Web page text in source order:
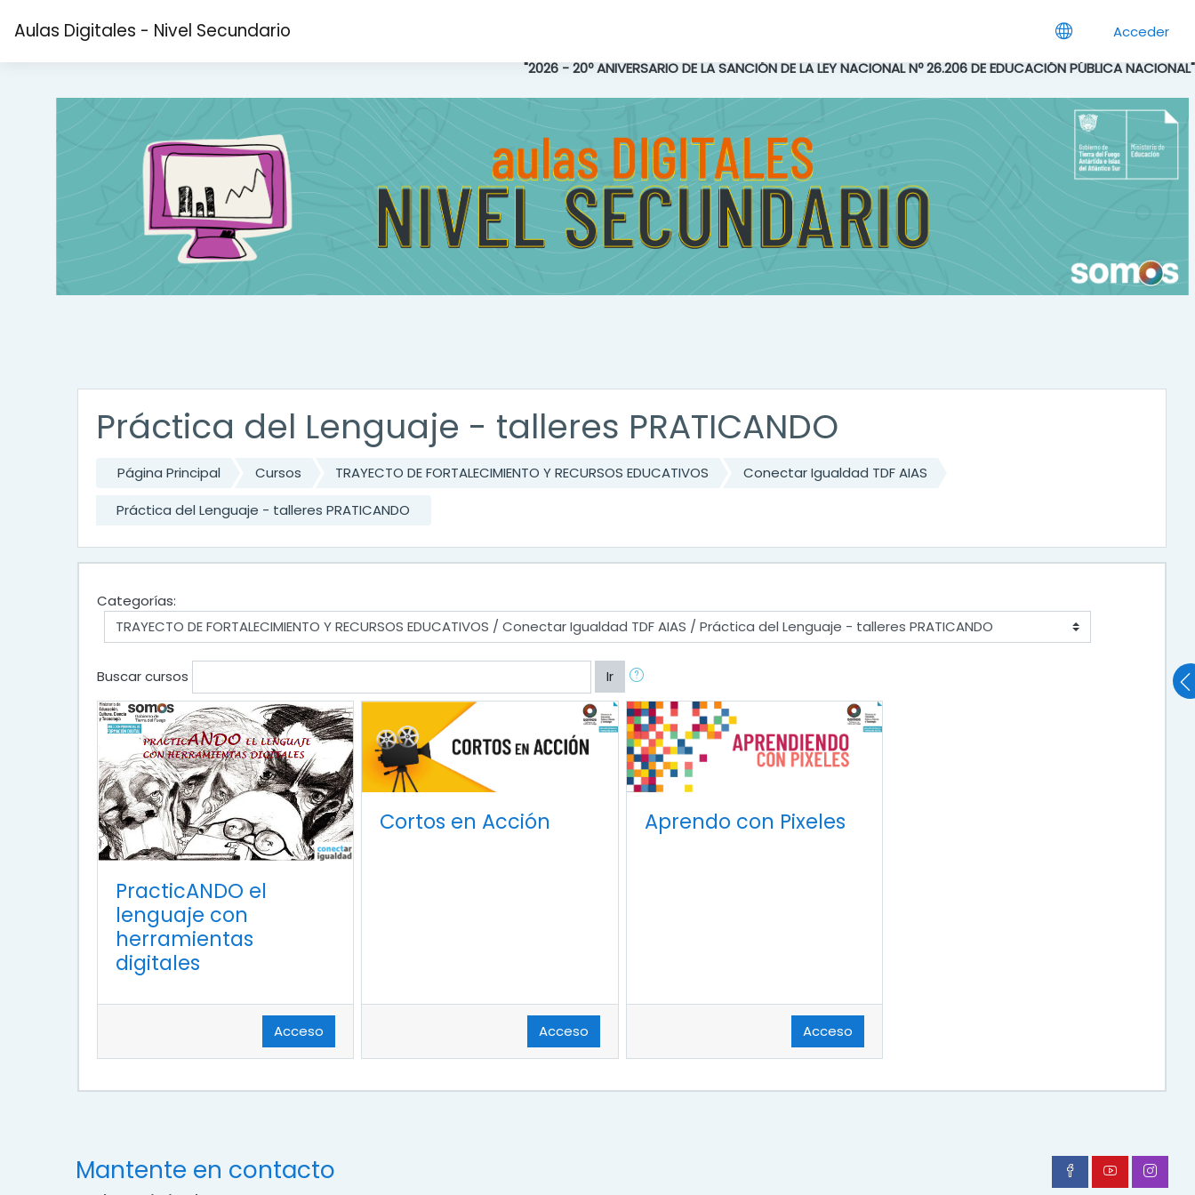
Aulas Digitales - Nivel Secundario Acceder
"2026 - 20º ANIVERSARIO DE LA SANCIÓN DE LA LEY NACIONAL Nº 26.206 DE EDUCACIÓN PÚBLICA NACIONAL"
Práctica del Lenguaje - talleres PRATICANDO
Página Principal Cursos TRAYECTO DE FORTALECIMIENTO Y RECURSOS EDUCATIVOS
Conectar Igualdad TDF AIAS
Práctica del Lenguaje - talleres PRATICANDO
Categorías:
Buscar cursos Ir
PracticANDO el
lenguaje con
herramientas
digitales
Acceso
Cortos en Acción
Acceso
Aprendo con Pixeles
Acceso
Mantente en contacto